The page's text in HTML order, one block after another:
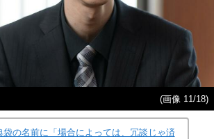
(画像 11/18)
袋の名前に「場合によっては、冗談じゃ済